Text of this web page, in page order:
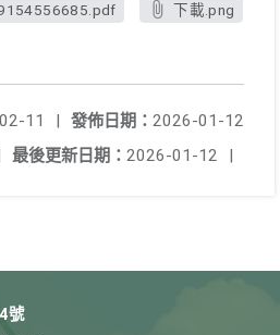
下載.png
發佈日期： 2026-01-12
11
|
最後更新日期： 2026-01-12 |
號